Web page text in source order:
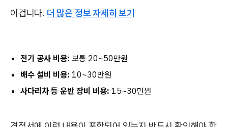
이겁니다. 더 많은 정보 자세히 보기
전기 공사 비용: 보통 20~50만원
배수 설비 비용: 10~30만원
사다리차 등 운반 장비 비용: 15~30만원